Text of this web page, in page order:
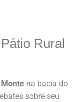
Rural
Monte na bacia do
sobre seu